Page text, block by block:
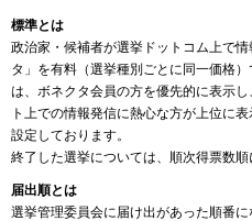
標準とは
政治家・候補者が選挙ドットコム上で
タ」を有料（選挙種別ごとに同一価格
は、ボネクタ会員の方を優先的に表示
ト上での情報発信に熱心な方が上位に
設定しております。
終了した選挙については、順次得票数順
届出順とは
選挙管理委員会に届け出があった順番